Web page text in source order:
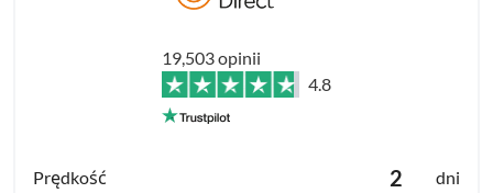
19,503 opinii
4.8
2 dni